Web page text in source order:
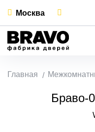
Москва
Главная
Браво-